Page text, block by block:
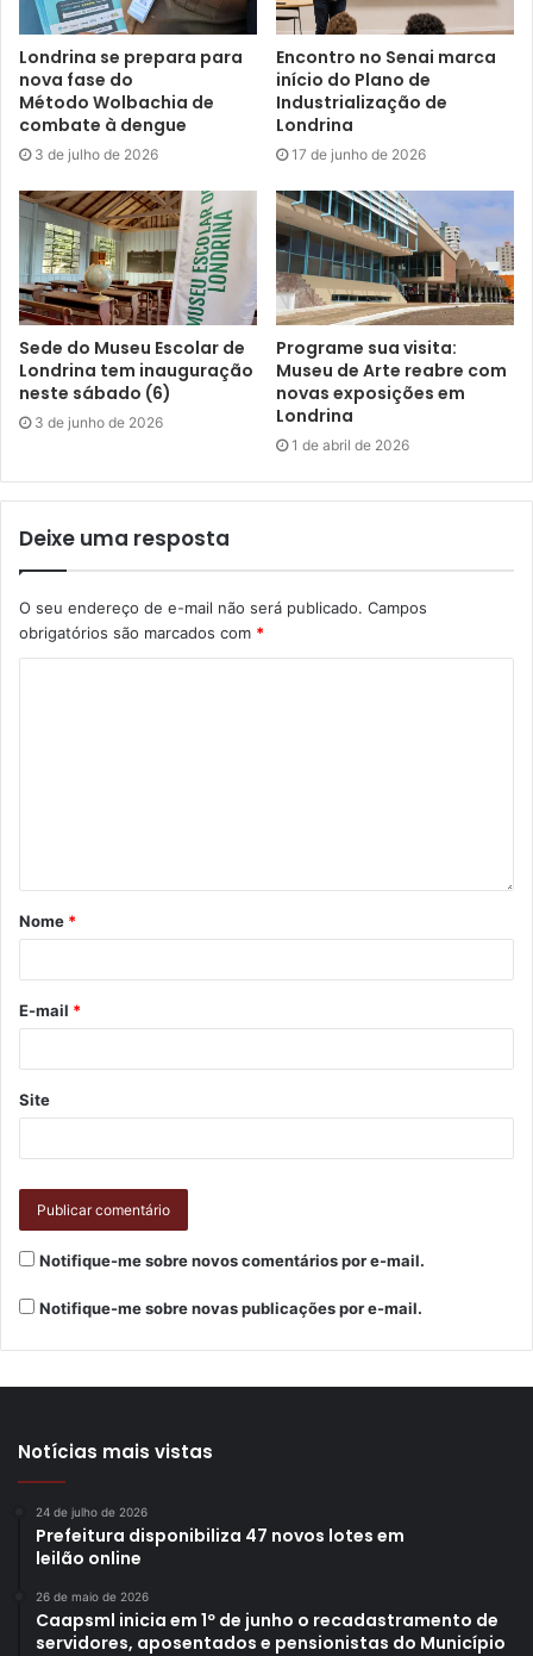
Londrina se prepara para
nova fase do
Método Wolbachia de
combate à dengue
3 de julho de 2026
Encontro no Senai marca
início do Plano de
Industrialização de
Londrina
17 de junho de 2026
Sede do Museu Escolar de
Londrina tem inauguração
neste sábado (6)
3 de junho de 2026
Programe sua visita:
Museu de Arte reabre com
novas exposições em
Londrina
1 de abril de 2026
Deixe uma resposta
O seu endereço de e-mail não será publicado. Campos
obrigatórios são marcados com *
Nome *
E-mail *
Site
Notifique-me sobre novos comentários por e-mail.
Notifique-me sobre novas publicações por e-mail.
Notícias mais vistas
24 de julho de 2026
Prefeitura disponibiliza 47 novos lotes em
leilão online
26 de maio de 2026
Caapsml inicia em 1º de junho o recadastramento de
servidores, aposentados e pensionistas do Município